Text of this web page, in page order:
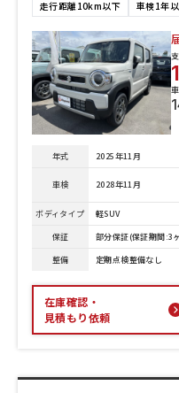
走行距離10km以下 車検1年
年式 2025年11月
車検 2028年11月
ボディタイプ
軽SUV
保証
部分保証(保証期間:3
整備
定期点検整備なし
在庫確認・
見積もり依頼